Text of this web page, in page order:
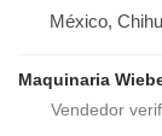
México,
Maquinaria